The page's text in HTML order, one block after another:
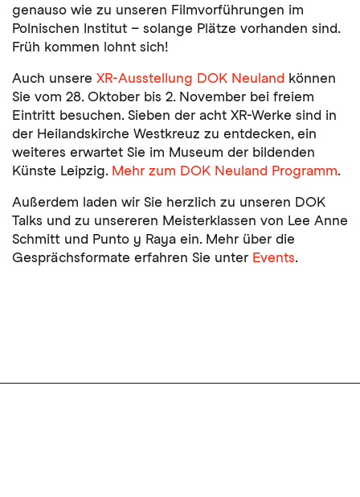
genauso wie zu unseren Filmvorführungen im
Polnischen Institut – solange Plätze vorhanden sind.
Früh kommen lohnt sich!
Auch unsere XR-Ausstellung DOK Neuland können
Sie vom 28. Oktober bis 2. November bei freiem
Eintritt besuchen. Sieben der acht XR-Werke sind in
der Heilandskirche Westkreuz zu entdecken, ein
weiteres erwartet Sie im Museum der bildenden
Künste Leipzig. Mehr zum DOK Neuland Programm.
Außerdem laden wir Sie herzlich zu unseren DOK
Talks und zu unsereren Meisterklassen von Lee Anne
Schmitt und Punto y Raya ein. Mehr über die
Gesprächsformate erfahren Sie unter Events.